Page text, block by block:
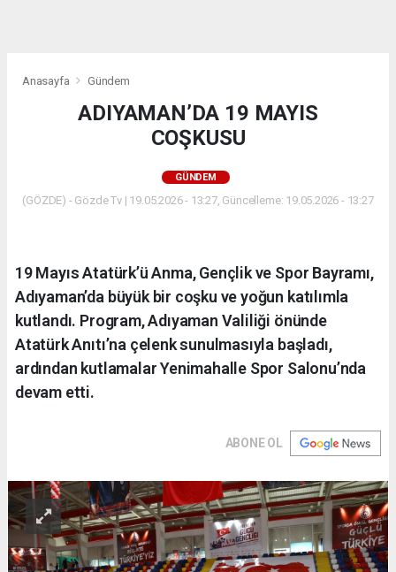
Anasayfa Gündem
ADIYAMAN’DA 19 MAYIS
COŞKUSU
GÜNDEM
(GÖZDE) - Gözde Tv | 19.05.2026 - 13:27, Güncelleme: 19.05.2026 - 13:27
19 Mayıs Atatürk’ü Anma, Gençlik ve Spor Bayramı,
Adıyaman’da büyük bir coşku ve yoğun katılımla
kutlandı. Program, Adıyaman Valiliği önünde
Atatürk Anıtı’na çelenk sunulmasıyla başladı,
ardından kutlamalar Yenimahalle Spor Salonu’nda
devam etti.
ABONE OL